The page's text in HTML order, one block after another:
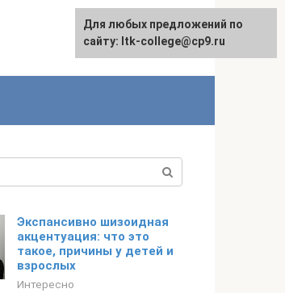
Экспансивно шизоидная
акцентуация: что это
такое, причины у детей и
взрослых
Интересно
Для любых предложений по
сайту: ltk-college@cp9.ru